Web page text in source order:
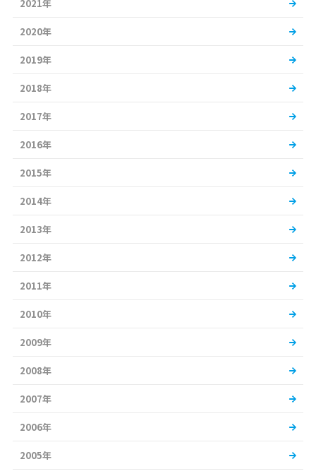
2021年
2020年
2019年
2018年
2017年
2016年
2015年
2014年
2013年
2012年
2011年
2010年
2009年
2008年
2007年
2006年
2005年